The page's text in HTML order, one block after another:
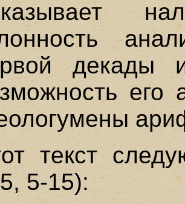
декады
его
текст
5-15):